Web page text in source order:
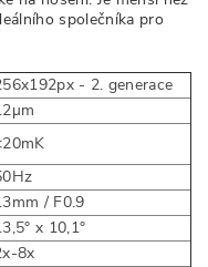
společníka pro
- 2. generace
/ F0.9
x 10,1°
8x